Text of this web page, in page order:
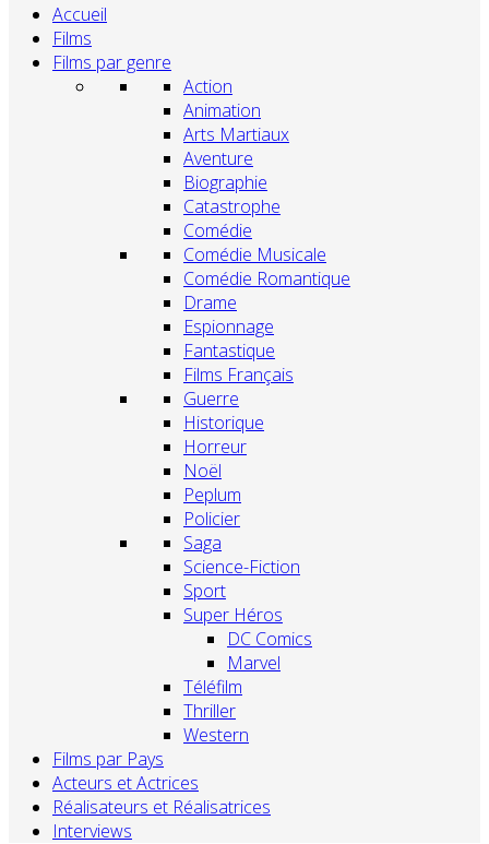
Accueil
Films
Films par genre
Action
Animation
Arts Martiaux
Aventure
Biographie
Catastrophe
Comédie
Comédie Musicale
Comédie Romantique
Drame
Espionnage
Fantastique
Films Français
Guerre
Historique
Horreur
Noël
Peplum
Policier
Saga
Science-Fiction
Sport
Super Héros
DC Comics
Marvel
Téléfilm
Thriller
Western
Films par Pays
Acteurs et Actrices
Réalisateurs et Réalisatrices
Interviews